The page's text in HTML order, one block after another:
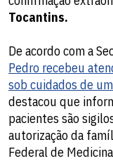
Tocantins.
De acordo com a
Pedro recebeu
sob cuidados de
destacou que
pacientes são
autorização da
Federal de